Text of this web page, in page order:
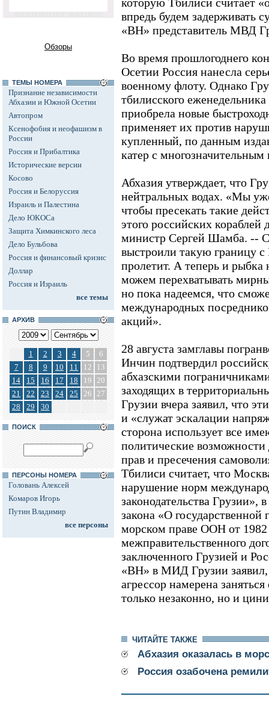
Обзоры
ТЕМЫ НОМЕРА
Признание независимости
Абхазии и Южной Осетии
Автопром
Ксенофобия и неофашизм в
России
Россия и Прибалтика
Исторические версии
Косово
Россия и Белоруссия
Израиль и Палестина
Дело ЮКОСа
Защита Химкинского леса
Дело Бульбова
Россия и финансовый кризис
Доллар
Россия и Израиль
все темы
АРХИВ
1 2 3 4 5
6
7
8 9 10 11 12
13
14
15 16 17 18 19 20
21
22 23 24 25 26 27
28
29 30
ПОИСК
ПЕРСОНЫ НОМЕРА
Головань Алексей
Комаров Игорь
Путин Владимир
все персоны
впредь будем задерживать
«ВН» представитель МВД
Во время прошлогоднего
Осетии Россия нанесла
военному флоту. Однако
тбилисского
приобрела новые
применяет их против
купленный, по данным
катер с
Абхазия утверждает, что
нейтральных водах. «Мы
чтобы пресекать такие
этого российских
министр Сергей Шамба. --
выстроили такую границу
пролетит. А теперь и
можем перехватывать
но пока надеемся, что
международных
акций».
28 августа замглавы
Инчин подтвердил
абхазскими
заходящих в
Грузии вчера заявил, что
и «служат эскалации
сторона использует все
политические
прав и пресечения
Тбилиси считает, что
нарушение норм
законодательства Грузии»,
закона «О
морском праве ООН от 1982
межправительственного
заключенного Грузией и
«ВН» в МИД Грузии заявил,
агрессор намерена
только незаконно, но и
ЧИТАЙТЕ ТАКЖЕ
Абхазия оказалась в
Россия озабочена